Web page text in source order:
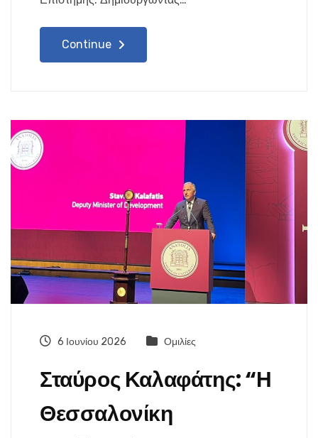
Continue
6 Ιουνίου 2026 Ομιλίες
Σταύρος Καλαφάτης: “Η
Θεσσαλονίκη